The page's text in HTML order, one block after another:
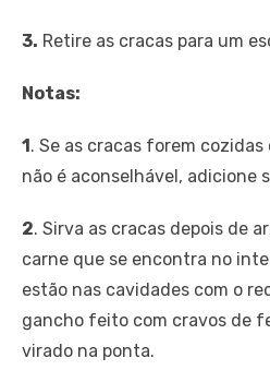
3. Retire as cracas para um
Notas:
1. Se as cracas forem
não é aconselhável, adicione
2. Sirva as cracas depois de
carne que se encontra no
estão nas cavidades com o
gancho feito com cravos de
virado na ponta.